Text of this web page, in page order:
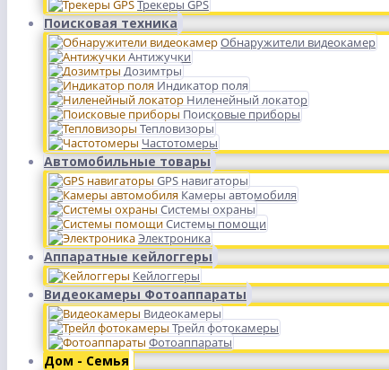
Трекеры GPS
Поисковая техника
Обнаружители видеокамер
Антижучки
Дозимтры
Индикатор поля
Ниленейный локатор
Поисковые приборы
Тепловизоры
Частотомеры
Автомобильные товары
GPS навигаторы
Камеры автомобиля
Системы охраны
Системы помощи
Электроника
Аппаратные кейлоггеры
Кейлоггеры
Видеокамеры Фотоаппараты
Видеокамеры
Трейл фотокамеры
Фотоаппараты
Дом - Семья